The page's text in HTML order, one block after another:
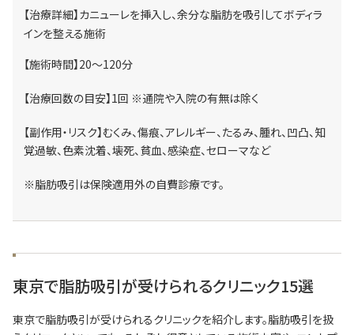
【治療詳細】カニューレを挿入し、余分な脂肪を吸引してボディラ
インを整える施術
【施術時間】20～120分
【治療回数の目安】1回 ※通院や入院の有無は除く
【副作用・リスク】むくみ、傷痕、アレルギー、たるみ、腫れ、凹凸、知
覚過敏、色素沈着、壊死、貧血、感染症、セローマなど
※脂肪吸引は保険適用外の自費診療です。
東京で脂肪吸引が受けられるクリニック15選
東京で脂肪吸引が受けられるクリニックを紹介します。脂肪吸引を扱